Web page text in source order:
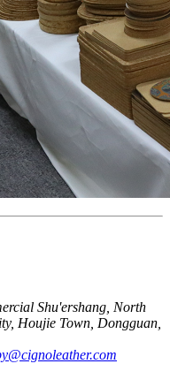
Shu'ershang, North
Houjie Town, Dongguan,